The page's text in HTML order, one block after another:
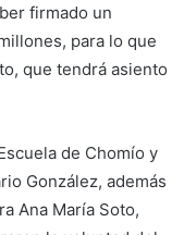
firmado un
para lo que
que tendrá asiento
de Chomío y
González, además
Ana María Soto,